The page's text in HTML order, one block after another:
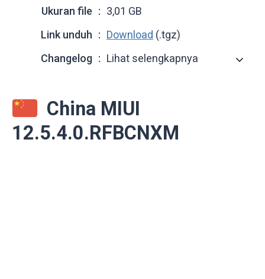
Ukuran file
3,01 GB
Link unduh
Download (.tgz)
Changelog
Lihat selengkapnya
China MIUI
12.5.4.0.RFBCNXM